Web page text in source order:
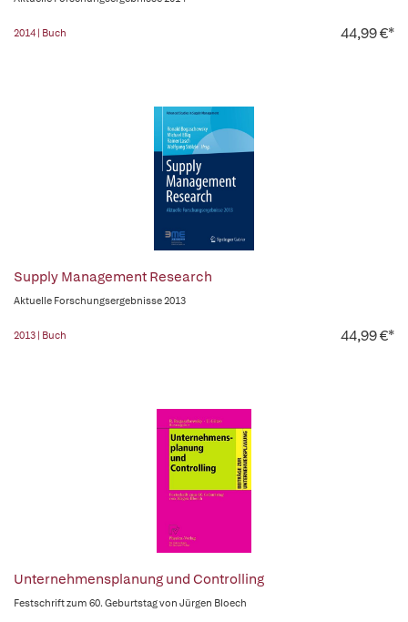
2014 | Buch 44,99 €*
Supply Management Research
Aktuelle Forschungsergebnisse 2013
2013 | Buch 44,99 €*
Unternehmensplanung und Controlling
Festschrift zum 60. Geburtstag von Jürgen Bloech